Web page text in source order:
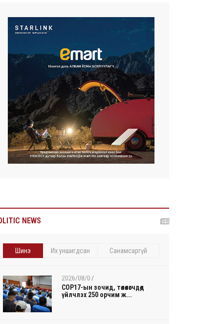
NEWS
Шинэ Их уншигдсан Санамсаргүй
2026/08/07
COP17-ын зочид, төлөөлөгчдөд
үйлчлэх 250 орчим ж...